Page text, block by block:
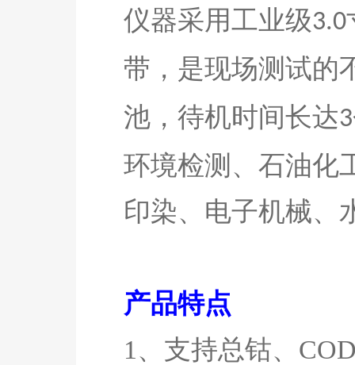
仪器采用工业级3.0
带，是现场测试的
池，待机时间长达3
环境检测、石油化
印染、电子机械、
产品特点
1、支持总钴、